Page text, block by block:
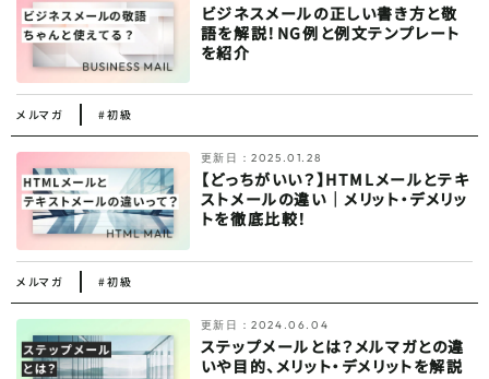
ビジネスメールの正しい書き方と敬
語を解説！NG例と例文テンプレート
を紹介
メルマガ #初級
更新日：2025.01.28
【どっちがいい？】HTMLメールとテキ
ストメールの違い｜メリット・デメリッ
トを徹底比較！
メルマガ #初級
更新日：2024.06.04
ステップメールとは？メルマガとの違
いや目的、メリット・デメリットを解説